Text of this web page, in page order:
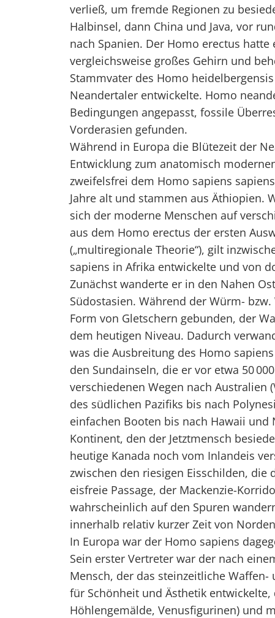
verließ, um fremde Regionen zu
Halbinsel, dann China und Java, vor
nach Spanien. Der Homo erectus
vergleichsweise großes Gehirn und
Stammvater des Homo
Neandertaler entwickelte. Homo
Bedingungen angepasst, fossile
Vorderasien gefunden.
Während in Europa die Blütezeit der
Entwicklung zum anatomisch
zweifelsfrei dem Homo sapiens
Jahre alt und stammen aus Äthiopien.
sich der moderne Menschen auf
aus dem Homo erectus der ersten
(„multiregionale Theorie“), gilt
sapiens in Afrika entwickelte und von
Zunächst wanderte er in den Nahen
Südostasien. Während der Würm-
Form von Gletschern gebunden, der
dem heutigen Niveau. Dadurch
was die Ausbreitung des Homo
den Sundainseln, die er vor etwa 50
verschiedenen Wegen nach Australien
des südlichen Pazifiks bis nach
einfachen Booten bis nach Hawaii und
Kontinent, den der Jetztmensch
heutige Kanada noch vom Inlandeis
zwischen den riesigen Eisschilden,
eisfreie Passage, der Mackenzie-
wahrscheinlich auf den Spuren
innerhalb relativ kurzer Zeit von
In Europa war der Homo sapiens
Sein erster Vertreter war der nach
Mensch, der das steinzeitliche
für Schönheit und Ästhetik
Höhlengemälde, Venusfigurinen) und